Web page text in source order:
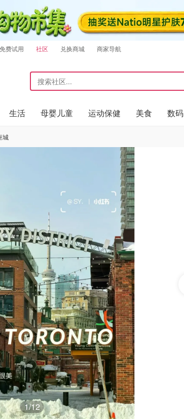
免费试用 社区 兑换商城 商家导航
生活 母婴儿童 运动保健 美食 数码
城
1/12